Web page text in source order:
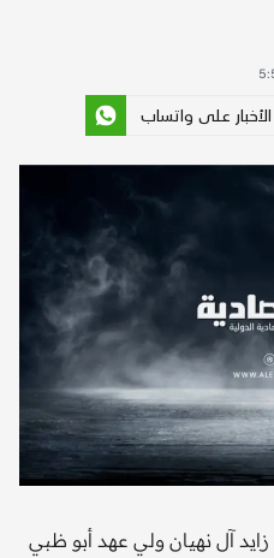
الأخبار على واتساب
آل نهيان ولي عهد أبو ظبي